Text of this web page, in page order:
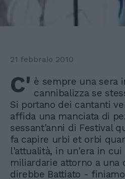
21 febbraio 2010
C' è sempre una sera
cannibalizza se
Si portano dei cantanti
affida una manciata di
sessant'anni di Festival
fa capire urbi et orbi
l'attualità, in un'era in
miliardarie attorno a una
direbbe Battiato -